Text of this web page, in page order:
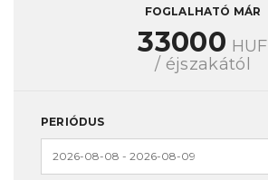
FOGLALHATÓ MÁR
33000 HUF
/ éjszakától
PERIÓDUS